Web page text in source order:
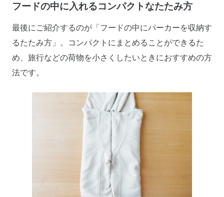
フードの中に入れるコンパクトなたたみ方
最後にご紹介するのが「フードの中にパーカーを収納す
るたたみ方」。コンパクトにまとめることができるた
め、旅行などの荷物を小さくしたいときにおすすめの方
法です。